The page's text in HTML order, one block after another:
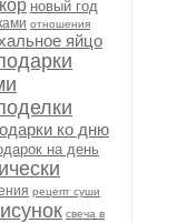
новый год
отношения
яйцо
ко дню
на день
рецепт суши
свеча в